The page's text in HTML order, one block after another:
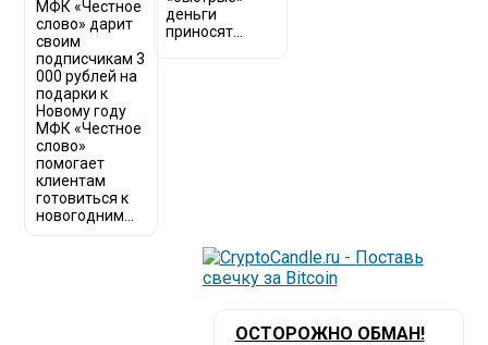
МФК «Честное
слово» дарит
своим
подписчикам 3
000 рублей на
подарки к
Новому году
МФК «Честное
слово»
помогает
клиентам
готовиться к
новогодним...
деньги
приносят...
ОСТОРОЖНО ОБМАН!